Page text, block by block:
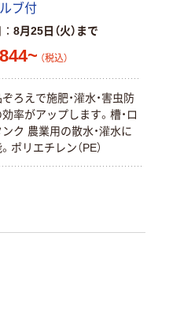
ブ付
8月25日（火）まで
（税込）
ろえで施肥・灌水・害虫防
率がアップします。槽・ロ
ク 農業用の散水・灌水に
ポリエチレン（PE）